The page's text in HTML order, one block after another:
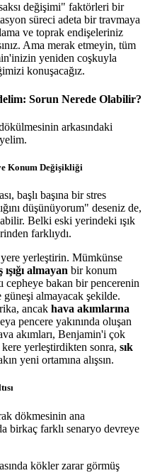
değişimi" faktörleri bir
süreci adeta bir travmaya
ve toprak endişeleriniz
Ama merak etmeyin, tüm
yeniden coşkuyla
konuşacağız.
Sorun Nerede Olabilir?
arkasındaki
Konum Değişikliği
başlı başına bir stres
düşünüyorum" deseniz de,
Belki eski yerindeki ışık
farklıydı.
yerleştirin. Mümkünse
almayan bir konum
cepheye bakan bir pencerenin
güneşi almayacak şekilde.
ancak hava akımlarına
pencere yakınında oluşan
akımları, Benjamin'i çok
yerleştirdikten sonra, sık
yeni ortamına alışsın.
dökmesinin ana
birkaç farklı senaryo devreye
kökler zarar görmüş